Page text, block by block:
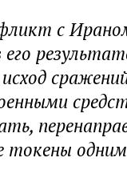
с
токены